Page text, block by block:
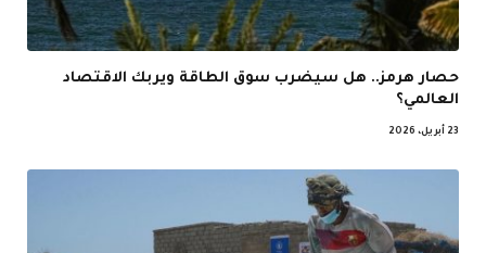
حصار هرمز.. هل سيضرب سوق الطاقة ويربك الاقتصاد
العالمي؟
23 أبريل، 2026